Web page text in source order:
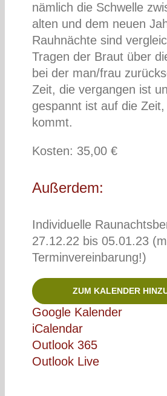
nämlich die Schwelle
alten und dem neuen
Rauhnächte sind
Tragen der Braut über
bei der man/frau
Zeit, die vergangen ist
gespannt ist auf die Zeit,
kommt.
Kosten: 35,00 €
Außerdem:
Individuelle
27.12.22 bis 05.01.23
Terminvereinbarung!)
ZUM KALENDER
Google Kalender
iCalendar
Outlook 365
Outlook Live